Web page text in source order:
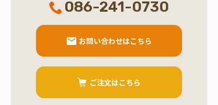
086-241-0730
お問い合わせはこちら
ご注文はこちら